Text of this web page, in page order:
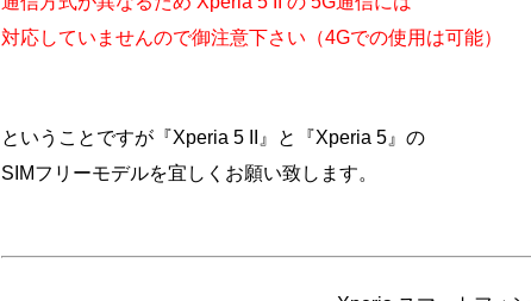
対応していませんので御注意下さい（4Gでの使用は可能）
ということですが『Xperia 5 II』と『Xperia 5』の
SIMフリーモデルを宜しくお願い致します。